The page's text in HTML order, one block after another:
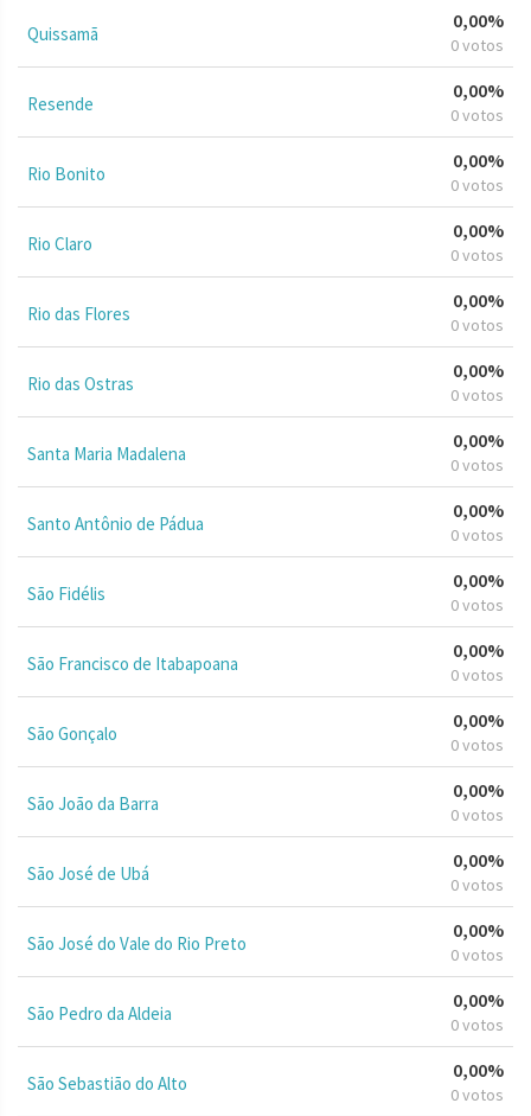
Quissamã
0,00%
0 votos
Resende
0,00%
0 votos
Rio Bonito
0,00%
0 votos
Rio Claro
0,00%
0 votos
Rio das Flores
0,00%
0 votos
Rio das Ostras
0,00%
0 votos
Santa Maria Madalena
0,00%
0 votos
Santo Antônio de Pádua
0,00%
0 votos
São Fidélis
0,00%
0 votos
São Francisco de Itabapoana
0,00%
0 votos
São Gonçalo
0,00%
0 votos
São João da Barra
0,00%
0 votos
São José de Ubá
0,00%
0 votos
São José do Vale do Rio Preto
0,00%
0 votos
São Pedro da Aldeia
0,00%
0 votos
São Sebastião do Alto
0,00%
0 votos